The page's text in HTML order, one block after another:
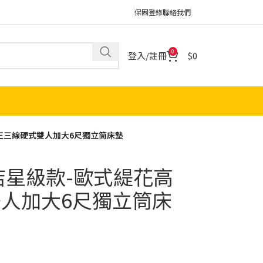
保固登錄聯絡我們
登入/註冊 0 0
三線硬式雙人加大6尺獨立筒床墊
星級款-歐式緹花高
加大6尺獨立筒床